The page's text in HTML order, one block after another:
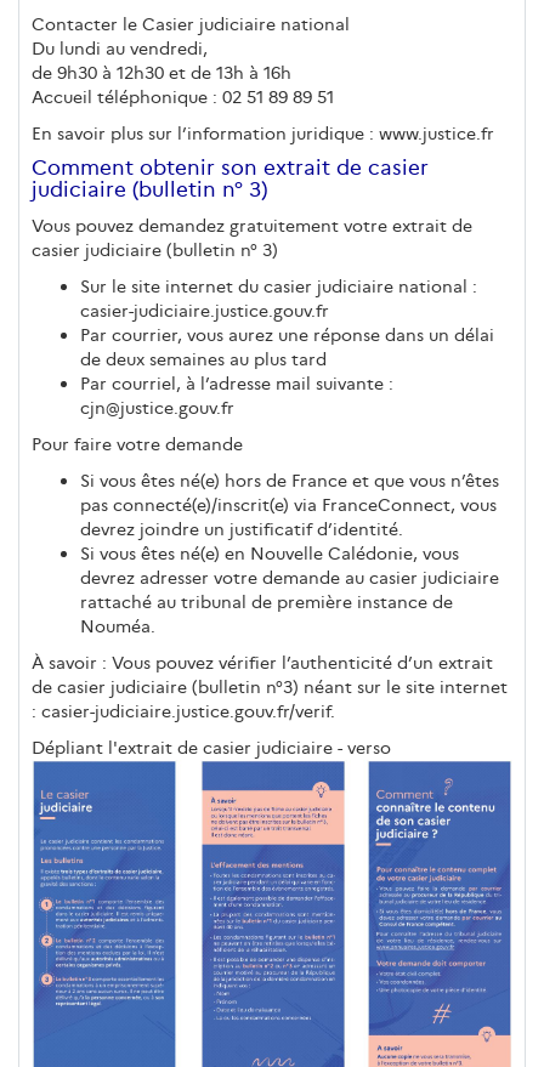
Contacter le Casier judiciaire national
Du lundi au vendredi,
de 9h30 à 12h30 et de 13h à 16h
Accueil téléphonique : 02 51 89 89 51
En savoir plus sur l’information juridique : www.justice.fr
Comment obtenir son extrait de casier
judiciaire (bulletin n° 3)
Vous pouvez demandez gratuitement votre extrait de
casier judiciaire (bulletin n° 3)
Sur le site internet du casier judiciaire national :
casier-judiciaire.justice.gouv.fr
Par courrier, vous aurez une réponse dans un délai
de deux semaines au plus tard
Par courriel, à l’adresse mail suivante :
cjn@justice.gouv.fr
Pour faire votre demande
Si vous êtes né(e) hors de France et que vous n’êtes
pas connecté(e)/inscrit(e) via FranceConnect, vous
devrez joindre un justificatif d’identité.
Si vous êtes né(e) en Nouvelle Calédonie, vous
devrez adresser votre demande au casier judiciaire
rattaché au tribunal de première instance de
Nouméa.
À savoir : Vous pouvez vérifier l’authenticité d’un extrait
de casier judiciaire (bulletin n°3) néant sur le site internet
: casier-judiciaire.justice.gouv.fr/verif.
Dépliant l'extrait de casier judiciaire - verso